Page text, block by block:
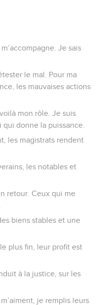
Je sais
le mal. Pour ma
les mauvaises actions
mon rôle. Je suis
qui donne la puissance.
les magistrats rendent
les notables et
retour. Ceux qui me
biens stables et une
plus fin, leur profit est
à la justice, sur les
je remplis leurs